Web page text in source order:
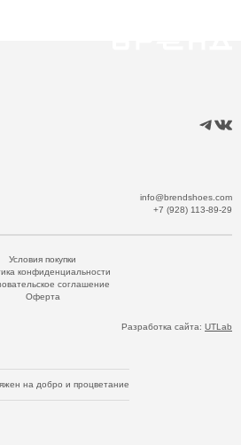
info@brendshoes.com
+7 (928) 113-89-29
Условия покупки
конфиденциальности
соглашение
Оферта
Разработка сайта: UTLab
на добро и процветание